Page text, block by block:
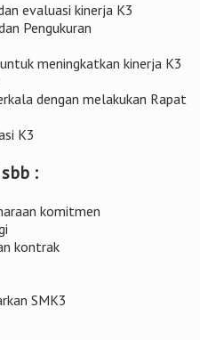
evaluasi kinerja K3
Pengukuran
meningkatkan kinerja K3
dengan melakukan Rapat
K3
:
komitmen
kontrak
SMK3